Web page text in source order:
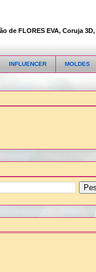
EVA, Coruja 3D,
INFLUENCER MOLDES